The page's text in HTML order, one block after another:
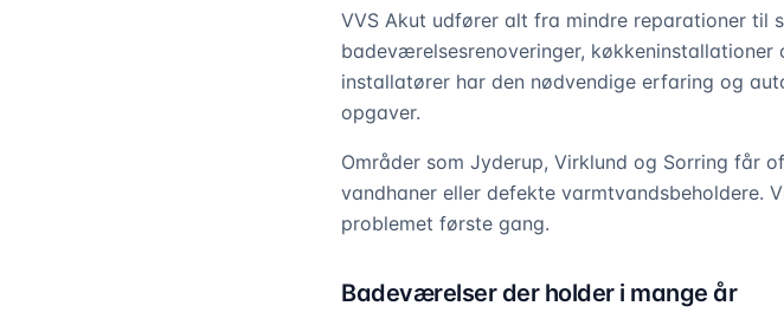
VVS Akut udfører alt fra mindre reparationer til
badeværelsesrenoveringer,
installatører har den nødvendige erfaring og
opgaver.
Områder som Jyderup, Virklund og Sorring får
vandhaner eller defekte
problemet første gang.
Badeværelser der holder i mange år